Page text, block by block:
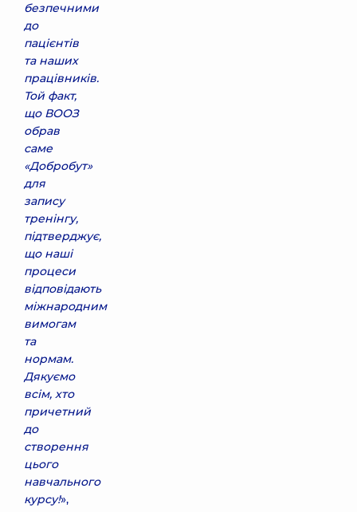
безпечними
до
пацієнтів
та наших
працівників.
Той факт,
що ВООЗ
обрав
саме
«Добробут»
для
запису
тренінгу,
підтверджує,
що наші
процеси
відповідають
міжнародним
вимогам
та
нормам.
Дякуємо
всім, хто
причетний
до
створення
цього
навчального
курсу!»,